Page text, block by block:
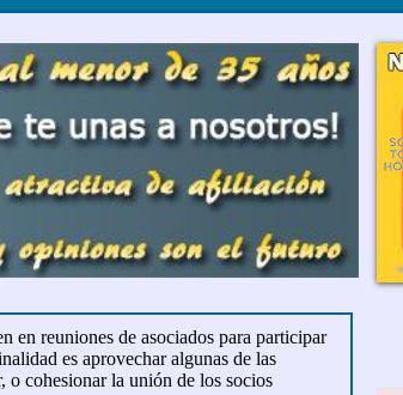
en reuniones de asociados para participar
es aprovechar algunas de las
o cohesionar la unión de los socios